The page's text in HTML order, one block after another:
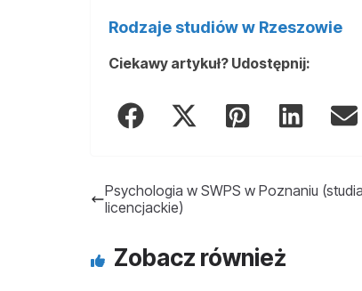
Rodzaje studiów w Rzeszowie
Ciekawy artykuł? Udostępnij:
Psychologia w SWPS w Poznaniu (studia
licencjackie)
Zobacz również